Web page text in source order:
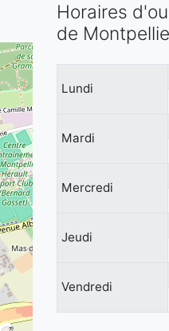
Horaires
de
Lundi
Mardi
Mercredi
Jeudi
Vendredi